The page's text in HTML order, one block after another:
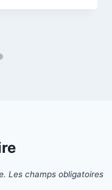
Les champs obligatoires